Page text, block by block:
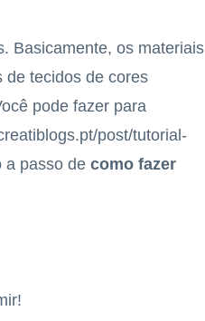
Basicamente, os materiais
de tecidos de cores
pode fazer para
post/tutorial-
a passo de como fazer